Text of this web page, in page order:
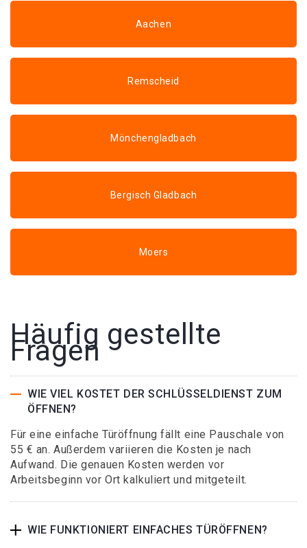
Aachen
Remscheid
Mönchengladbach
Bergisch Gladbach
Moers
Häufig gestellte
Fragen
WIE VIEL KOSTET DER SCHLÜSSELDIENST ZUM
ÖFFNEN?
Für eine einfache Türöffnung fällt eine Pauschale von
55 € an. Außerdem variieren die Kosten je nach
Aufwand. Die genauen Kosten werden vor
Arbeitsbeginn vor Ort kalkuliert und mitgeteilt.
WIE FUNKTIONIERT EINFACHES TÜRÖFFNEN?